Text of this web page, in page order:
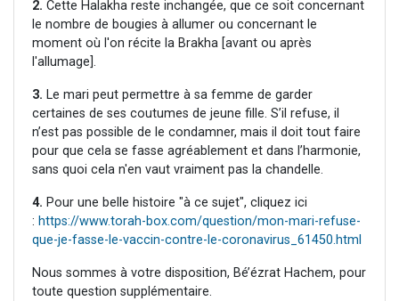
2. Cette Halakha reste inchangée, que ce soit concernant
le nombre de bougies à allumer ou concernant le
moment où l'on récite la Brakha [avant ou après
l'allumage].
3. Le mari peut permettre à sa femme de garder
certaines de ses coutumes de jeune fille. S’il refuse, il
n’est pas possible de le condamner, mais il doit tout faire
pour que cela se fasse agréablement et dans l’harmonie,
sans quoi cela n'en vaut vraiment pas la chandelle.
4. Pour une belle histoire "à ce sujet", cliquez ici
: https://www.torah-box.com/question/mon-mari-refuse-
que-je-fasse-le-vaccin-contre-le-coronavirus_61450.html
Nous sommes à votre disposition, Bé’ézrat Hachem, pour
toute question supplémentaire.